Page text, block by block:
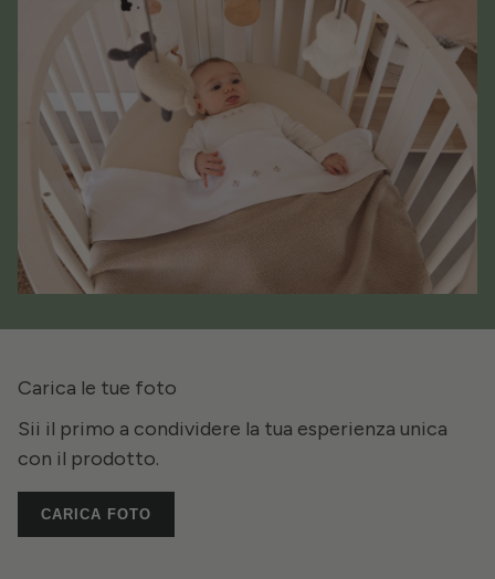
Carica le tue foto
Sii il primo a condividere la tua esperienza unica
con il prodotto.
CARICA FOTO